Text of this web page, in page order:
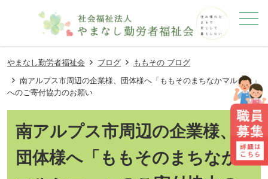
メニュー
やまなし勤労者福祉会 ブログ
ももその ブログ
南アルプス市周辺の企業様、団体様へ「ももそのまちなかマルシェ」
へのご寄付協力のお願い
南アルプス市周辺の企業様、
団体様へ「ももそのまちなか